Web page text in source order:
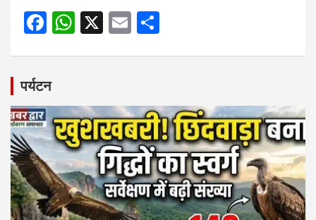
F
b
o
o
k
W
A
p
p
X
E
पर्यटन